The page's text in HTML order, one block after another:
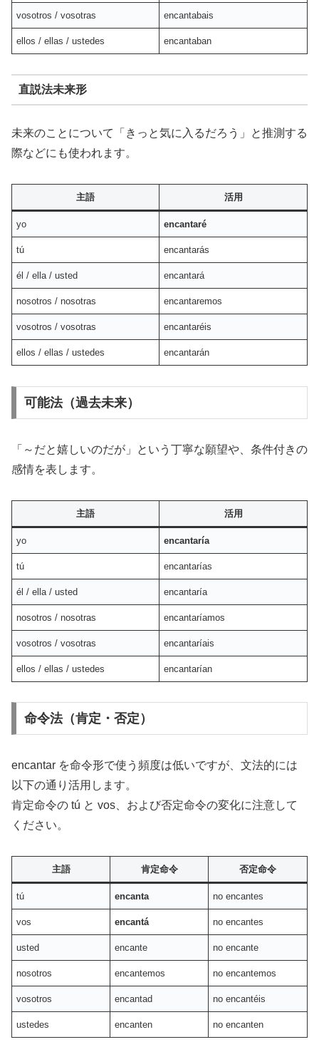
vosotros / vosotras encantabais
ellos / ellas / ustedes encantaban
直説法未来形
未来のことについて「きっと気に入るだろう」と推測する
際などにも使われます。
主語 活用
yo encantaré
tú encantarás
él / ella / usted encantará
nosotros / nosotras encantaremos
vosotros / vosotras encantaréis
ellos / ellas / ustedes encantarán
可能法（過去未来）
「～だと嬉しいのだが」という丁寧な願望や、条件付きの
感情を表します。
主語 活用
yo encantaría
tú encantarías
él / ella / usted encantaría
nosotros / nosotras encantaríamos
vosotros / vosotras encantaríais
ellos / ellas / ustedes encantarían
命令法（肯定・否定）
encantar を命令形で使う頻度は低いですが、文法的には
以下の通り活用します。
肯定命令の tú と vos、および否定命令の変化に注意して
ください。
主語 肯定命令 否定命令
tú encanta no encantes
vos encantá no encantes
usted encante no encante
nosotros encantemos no encantemos
vosotros encantad no encantéis
ustedes encanten no encanten